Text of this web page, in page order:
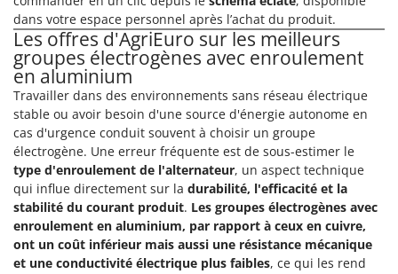
F
Fendeuses à bois
Filets pour la Récolte des olives
Filtres pour vin et huile
Floconneuses
Fouloirs - Égrappoirs
Fourches pour tracteur
Fours d'extérieur - intérieur pour pizza et cuisine
Fours électriques
Fraises à neige
Fraises rotatives pour tracteur
Cresco
Cruccolini
CTEK
D
Dal Degan
DCG
Deca
DeWalt
Di Martino
Diavola Pro
dans votre espace personnel après l’achat du produit.
Les offres d'AgriEuro sur les meilleurs
groupes électrogènes avec enroulement
en aluminium
Travailler dans des environnements sans réseau électrique
stable ou avoir besoin d'une source d'énergie autonome en
cas d'urgence conduit souvent à choisir un groupe
électrogène. Une erreur fréquente est de sous-estimer le
type d'enroulement de l'alternateur, un aspect technique
qui influe directement sur la durabilité, l'efficacité et la
stabilité du courant produit. Les groupes électrogènes avec
enroulement en aluminium, par rapport à ceux en cuivre,
ont un coût inférieur mais aussi une résistance mécanique
et une conductivité électrique plus faibles, ce qui les rend